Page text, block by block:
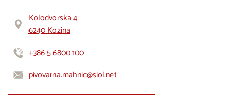
Kolodvorska 4
6240 Kozina
+386 5 6800 100
pivovarna.mahnic@siol.net